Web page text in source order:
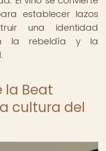
establecer lazos
una identidad
la rebeldía y la
la Beat
cultura del